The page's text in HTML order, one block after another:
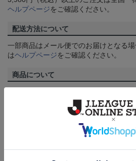
ヘルプページをご確認ください。
配送方法について
一部商品はメール便でのお届けとなる
はヘルプページをご確認ください。
商品について
商品画像は、お使いのパソコンのモニ
のメーカー・機種・画面設定等により
て見える場合がございます。あらかじめ
取り扱い商品によっては、パッケージ